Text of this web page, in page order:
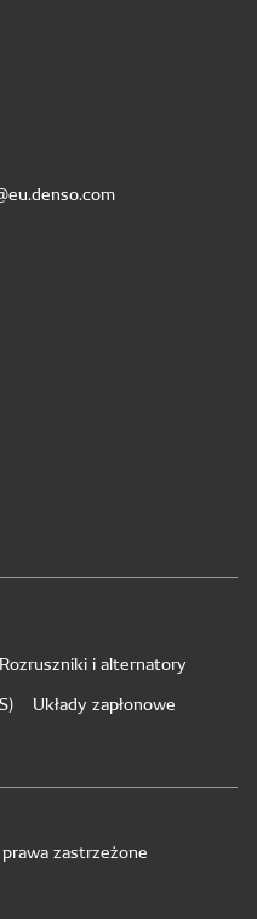
Rozruszniki i alternatory
Układy zapłonowe
zastrzeżone